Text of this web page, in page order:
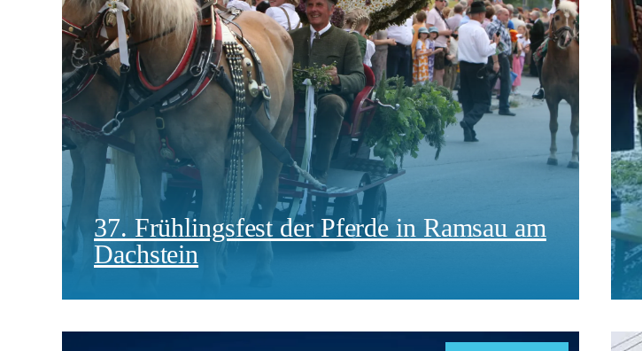
37. Frühlingsfest der Pferde in Ramsau am
Dachstein